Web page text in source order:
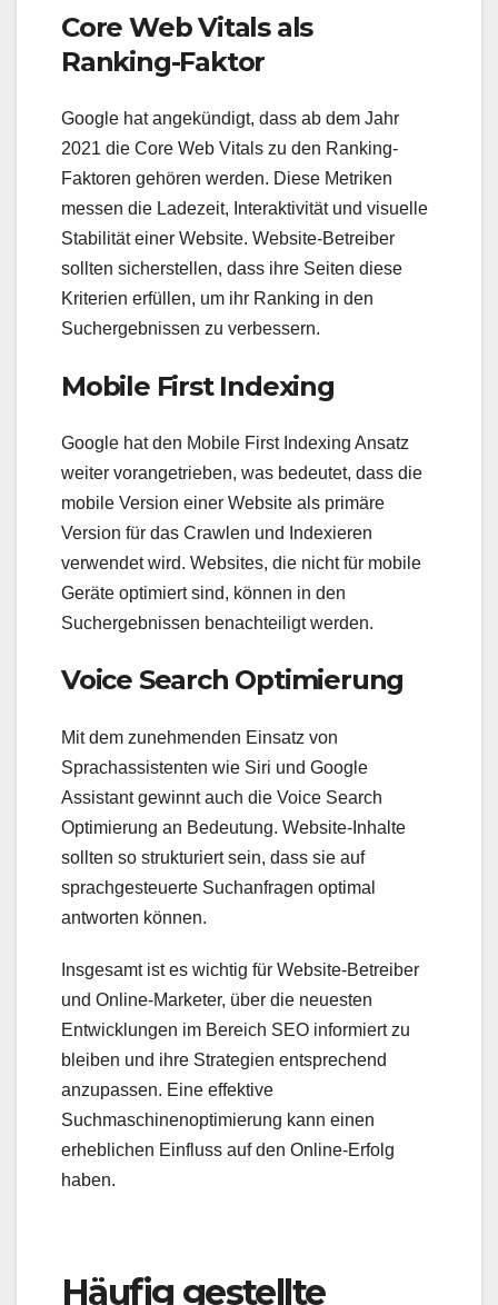
Core Web Vitals als
Ranking-Faktor
Google hat angekündigt, dass ab dem Jahr
2021 die Core Web Vitals zu den Ranking-
Faktoren gehören werden. Diese Metriken
messen die Ladezeit, Interaktivität und visuelle
Stabilität einer Website. Website-Betreiber
sollten sicherstellen, dass ihre Seiten diese
Kriterien erfüllen, um ihr Ranking in den
Suchergebnissen zu verbessern.
Mobile First Indexing
Google hat den Mobile First Indexing Ansatz
weiter vorangetrieben, was bedeutet, dass die
mobile Version einer Website als primäre
Version für das Crawlen und Indexieren
verwendet wird. Websites, die nicht für mobile
Geräte optimiert sind, können in den
Suchergebnissen benachteiligt werden.
Voice Search Optimierung
Mit dem zunehmenden Einsatz von
Sprachassistenten wie Siri und Google
Assistant gewinnt auch die Voice Search
Optimierung an Bedeutung. Website-Inhalte
sollten so strukturiert sein, dass sie auf
sprachgesteuerte Suchanfragen optimal
antworten können.
Insgesamt ist es wichtig für Website-Betreiber
und Online-Marketer, über die neuesten
Entwicklungen im Bereich SEO informiert zu
bleiben und ihre Strategien entsprechend
anzupassen. Eine effektive
Suchmaschinenoptimierung kann einen
erheblichen Einfluss auf den Online-Erfolg
haben.
Häufig gestellte